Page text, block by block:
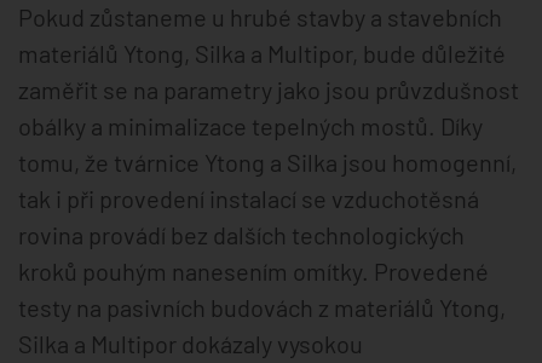
Pokud zůstaneme u hrubé stavby a stavebních
materiálů Ytong, Silka a Multipor, bude důležité
zaměřit se na parametry jako jsou průvzdušnost
obálky a minimalizace tepelných mostů. Díky
tomu, že tvárnice Ytong a Silka jsou homogenní,
tak i při provedení instalací se vzduchotěsná
rovina provádí bez dalších technologických
kroků pouhým nanesením omítky. Provedené
testy na pasivních budovách z materiálů Ytong,
Silka a Multipor dokázaly vysokou